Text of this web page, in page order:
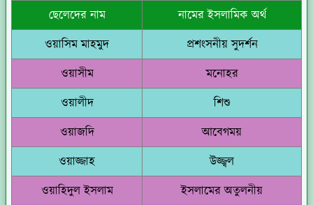
ছেলেদের নাম নামের ইসলামিক অর্থ
ওয়াসিম মাহমুদ প্রশংসনীয় সুদর্শন
ওয়াসীম মনোহর
ওয়ালীদ শিশু
ওয়াজদি আবেগময়
ওয়াজ্জাহ উজ্জ্বল
ওয়াহিদুল ইসলাম ইসলামের অতুলনীয়